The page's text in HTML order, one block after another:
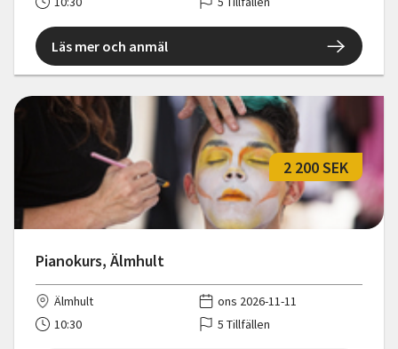
Läs mer och anmäl
Pianokurs, Älmhult
2 200 SEK
Älmhult
ons 2026-11-11
10:30
5 Tillfällen